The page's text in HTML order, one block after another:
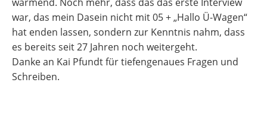
war, das mein Dasein nicht mit 05 + „Hallo Ü-Wagen“
hat enden lassen, sondern zur Kenntnis nahm, dass
es bereits seit 27 Jahren noch weitergeht.
Danke an Kai Pfundt für tiefengenaues Fragen und
Schreiben.